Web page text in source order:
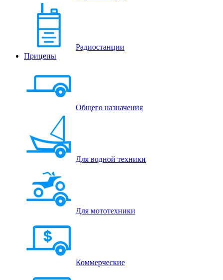
Радиостанции
Прицепы
Общего назначения
Для водной техники
Для мототехники
Коммерческие